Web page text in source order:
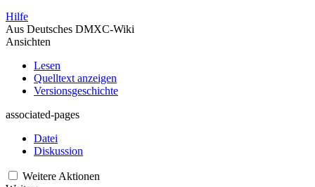
Hilfe
Aus Deutsches DMXC-Wiki
Ansichten
Lesen
Quelltext anzeigen
Versionsgeschichte
associated-pages
Datei
Diskussion
Weitere Aktionen